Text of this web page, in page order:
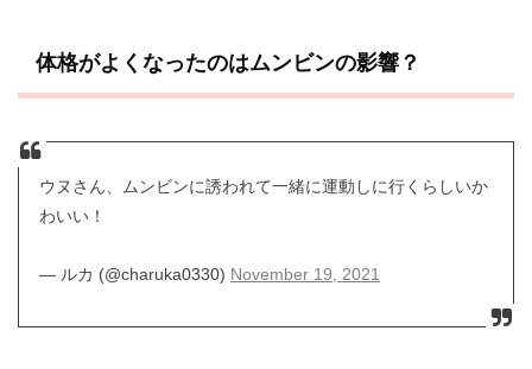
体格がよくなったのはムンビンの影響？
ウヌさん、ムンビンに誘われて一緒に運動しに行くらしいか
わいい！
— ルカ (@charuka0330) November 19, 2021